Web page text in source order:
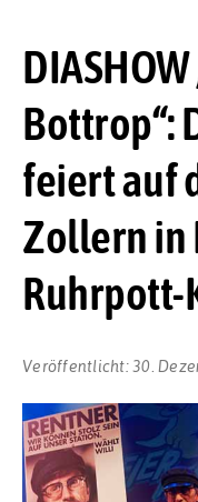
Bottrop“:
feiert auf
Zollern in
Veröffentlicht:30.